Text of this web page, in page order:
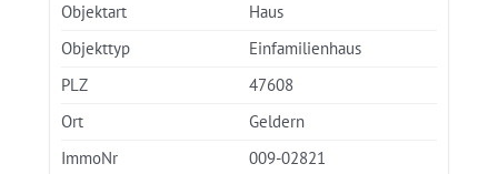
Objektart
Haus
Objekttyp
Einfamilienhaus
PLZ
47608
Ort
Geldern
ImmoNr
009-02821